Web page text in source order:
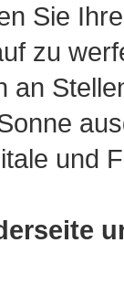
Sie
zu
an
und